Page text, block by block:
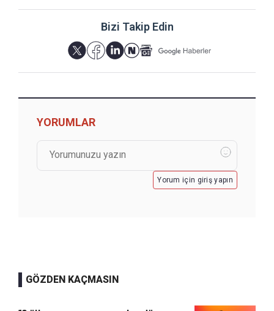
Bizi Takip Edin
YORUMLAR
Yorum için giriş yapın
GÖZDEN KAÇMASIN